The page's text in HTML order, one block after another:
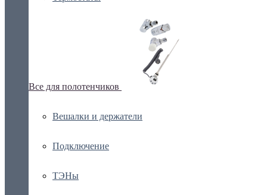
Все для полотенчиков
Вешалки и держатели
Подключение
ТЭНы